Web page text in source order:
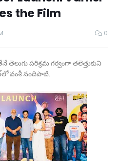
the Film
0
పరిశ్రమ గర్వంగా తలెత్తుకుని
వంశీ నందిపాటి.